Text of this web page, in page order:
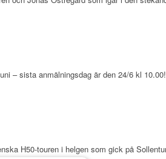
– sista anmälningsdag är den 24/6 kl 10.00!
H50-touren i helgen som gick på